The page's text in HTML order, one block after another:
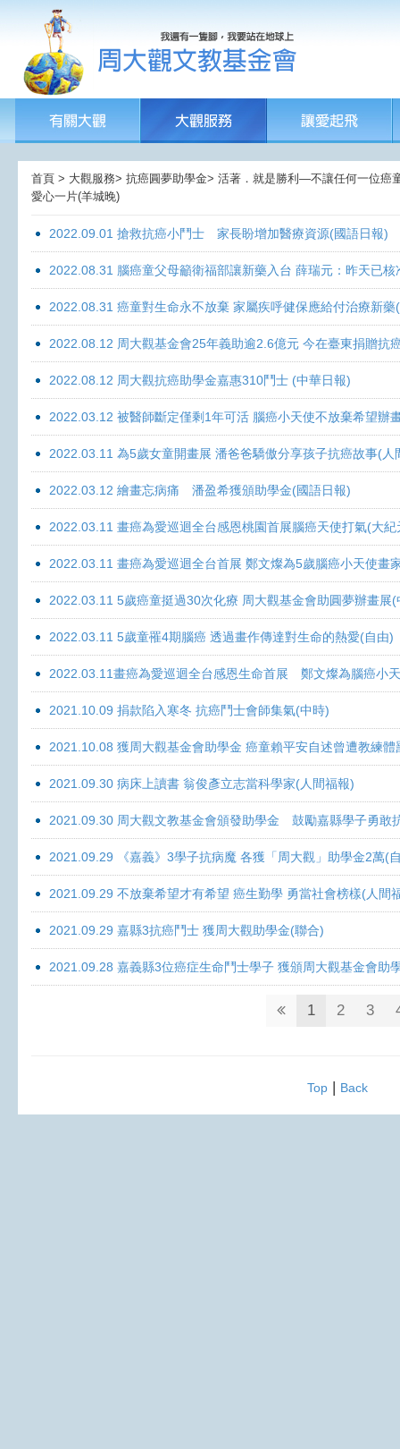
首頁 > 大觀服務> 抗癌圓夢助學金> 活著．就是勝利—不讓任何一位癌
愛心一片(羊城晚)
2022.09.01 搶救抗癌小鬥士 家長盼增加醫療資源(國語日報)
2022.08.31 腦癌童父母籲衛福部讓新藥入台 薛瑞元：昨天已
2022.08.31 癌童對生命永不放棄 家屬疾呼健保應給付治療新藥
2022.08.12 周大觀基金會25年義助逾2.6億元 今在臺東捐贈抗
2022.08.12 周大觀抗癌助學金嘉惠310鬥士 (中華日報)
2022.03.12 被醫師斷定僅剩1年可活 腦癌小天使不放棄希望辦
2022.03.11 為5歲女童開畫展 潘爸爸驕傲分享孩子抗癌故事(人
2022.03.12 繪畫忘病痛 潘盈希獲頒助學金(國語日報)
2022.03.11 畫癌為愛巡迴全台感恩桃園首展腦癌天使打氣(大紀
2022.03.11 畫癌為愛巡迴全台首展 鄭文燦為5歲腦癌小天使畫
2022.03.11 5歲癌童挺過30次化療 周大觀基金會助圓夢辦畫展
2022.03.11 5歲童罹4期腦癌 透過畫作傳達對生命的熱愛(自由)
2022.03.11畫癌為愛巡迴全台感恩生命首展 鄭文燦為腦癌小
2021.10.09 捐款陷入寒冬 抗癌鬥士會師集氣(中時)
2021.10.08 獲周大觀基金會助學金 癌童賴平安自述曾遭教練體
2021.09.30 病床上讀書 翁俊彥立志當科學家(人間福報)
2021.09.30 周大觀文教基金會頒發助學金 鼓勵嘉縣學子勇敢
2021.09.29 《嘉義》3學子抗病魔 各獲「周大觀」助學金2萬(
2021.09.29 不放棄希望才有希望 癌生勤學 勇當社會榜樣(人間
2021.09.29 嘉縣3抗癌鬥士 獲周大觀助學金(聯合)
2021.09.28 嘉義縣3位癌症生命鬥士學子 獲頒周大觀基金會助
1 2 3
Top| Back